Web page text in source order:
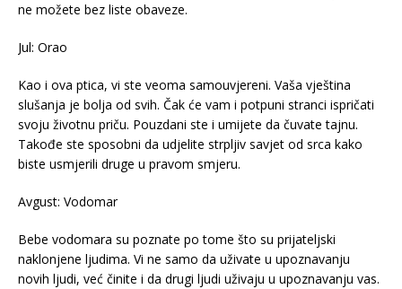
ne možete bez liste obaveze.
Jul: Orao
Kao i ova ptica, vi ste veoma samouvjereni. Vaša vještina
slušanja je bolja od svih. Čak će vam i potpuni stranci ispričati
svoju životnu priču. Pouzdani ste i umijete da čuvate tajnu.
Takođe ste sposobni da udjelite strpljiv savjet od srca kako
biste usmjerili druge u pravom smjeru.
Avgust: Vodomar
Bebe vodomara su poznate po tome što su prijateljski
naklonjene ljudima. Vi ne samo da uživate u upoznavanju
novih ljudi, već činite i da drugi ljudi uživaju u upoznavanju vas.